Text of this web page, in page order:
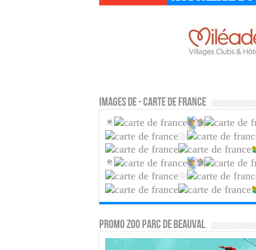
Images de - Carte de France
PROMO ZOO PARC DE BEAUVAL